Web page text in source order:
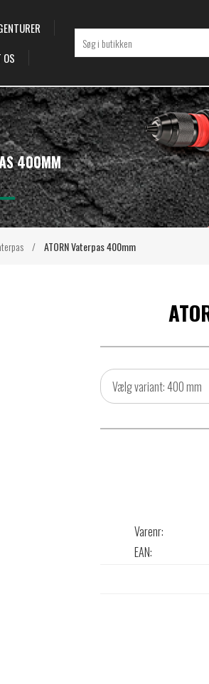
OS
/ ATORN Vaterpas 400mm
400MM
Vælg variant: 400 mm
Varenr:
EAN: